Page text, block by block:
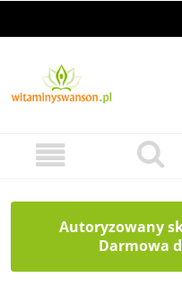
Autoryzowany
Darmowa